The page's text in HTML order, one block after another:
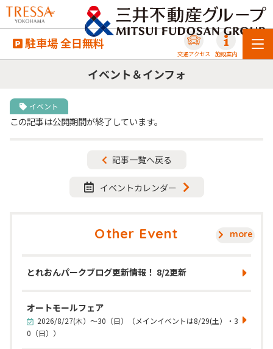
駐車場 全日無料
交通アクセス 施設案内
イベント＆インフォ
イベント
この記事は公開期間が終了しています。
記事一覧へ戻る
イベントカレンダー
Other Event more
とれおんパークブログ更新情報！ 8/2更新
オートモールフェア
2026/8/27(木）～30（日）（メインイベントは8/29(土）・3
0（日））